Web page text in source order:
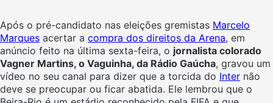
Após o pré-candidato nas eleições gremistas Marcelo
Marques acertar a compra dos direitos da Arena, em
anúncio feito na última sexta-feira, o jornalista colorado
Vagner Martins, o Vaguinha, da Rádio Gaúcha, gravou um
vídeo no seu canal para dizer que a torcida do Inter não
deve se preocupar ou ficar abatida. Ele lembrou que o